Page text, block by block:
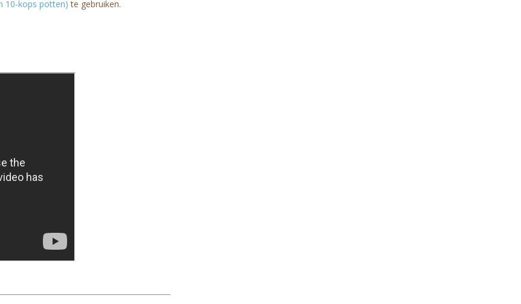
10-kops potten) te gebruiken.